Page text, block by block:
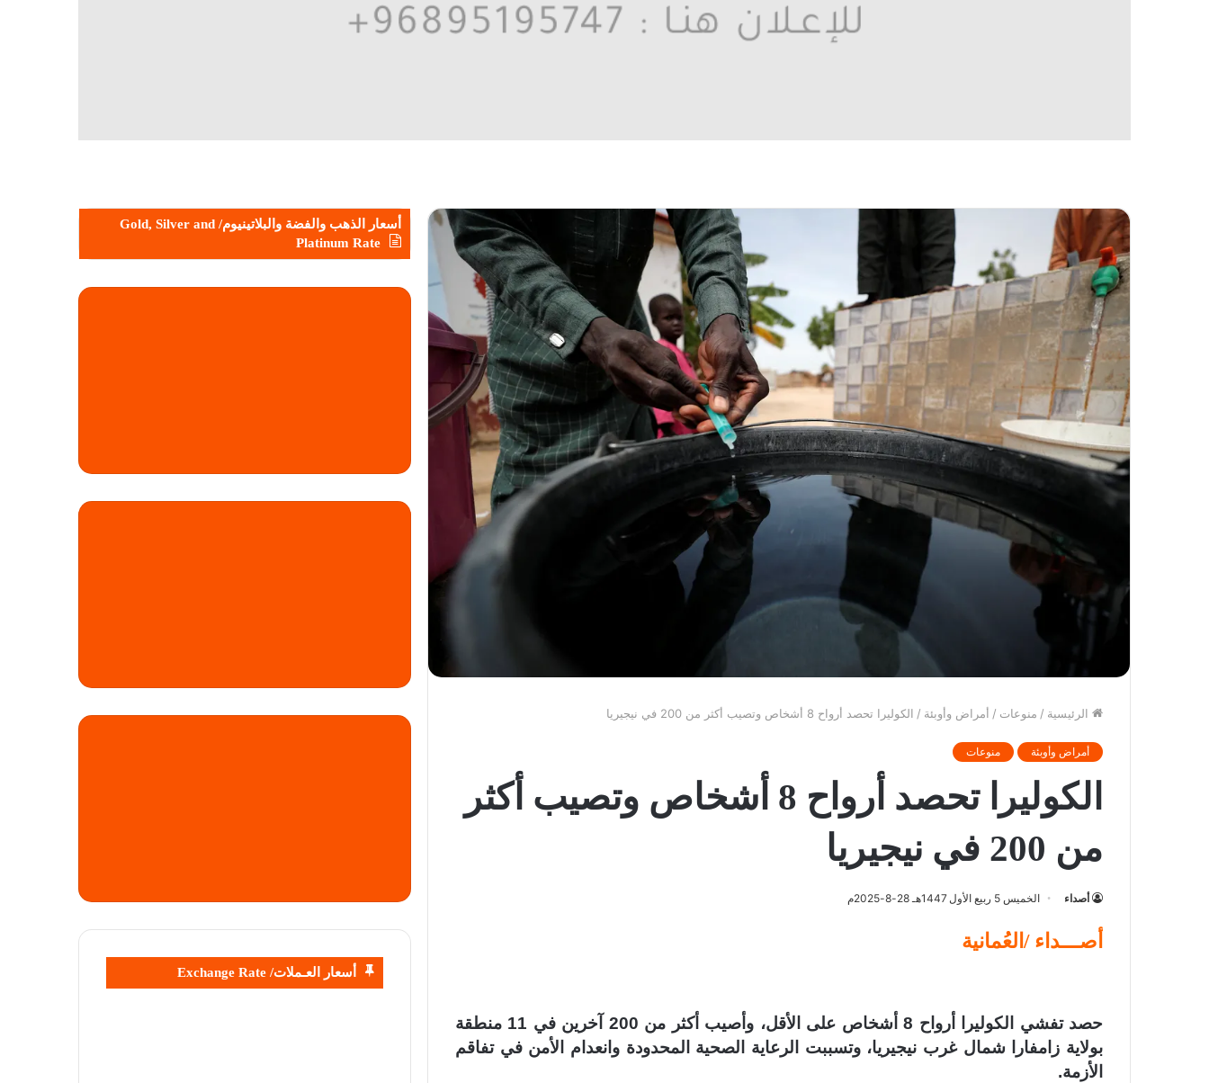
الرئيسية / منوعات / أمراض وأوبئة / الكوليرا تحصد أرواح 8 أشخاص وتصيب أكثر من 200 في نيجيريا
أمراض وأوبئة منوعات
الكوليرا تحصد أرواح 8 أشخاص وتصيب أكثر
من 200 في نيجيريا
أصداء الخميس 5 ربيع الأول 1447هـ 28-8-2025م
أصـــداء /العُمانية
حصد تفشي الكوليرا أرواح 8 أشخاص على الأقل، وأصيب أكثر من 200 آخرين في 11 منطقة
بولاية زامفارا شمال غرب نيجيريا، وتسببت الرعاية الصحية المحدودة وانعدام الأمن في تفاقم
الأزمة.
أسعار الذهب والفضة والبلاتينيوم/ Gold, Silver and
Platinum Rate
أسعار العـملات/ Exchange Rate